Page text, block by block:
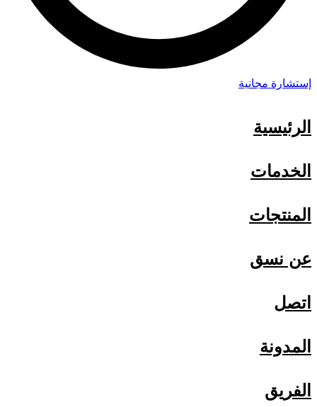
إستشارة مجانية
الرئيسية
الخدمات
المنتجات
عن نسق
اتصل
المدونة
الفريق